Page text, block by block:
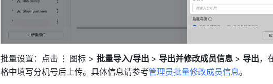
批量设置：点击 图标 > 批量导入/导出 > 导出并修改成员信息 > 导出，
格中填写分机号后上传。具体信息请参考管理员批量修改成员信息。